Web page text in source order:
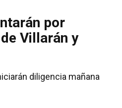
por
Villarán y
diligencia mañana